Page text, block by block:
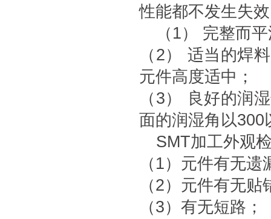
性能都不发生失
（1） 完整而
（2） 适当的焊
元件高度适中；
（3） 良好的润
面的润湿角以300
SMT加工外观
（1）元件有无遗
（2）元件有无贴
（3）有无短路；